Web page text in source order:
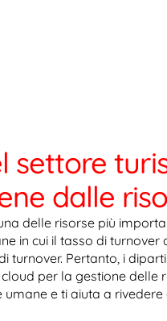
settore
dalle
delle risorse più
in cui il tasso di
turnover. Pertanto, i
per la gestione
e ti aiuta a